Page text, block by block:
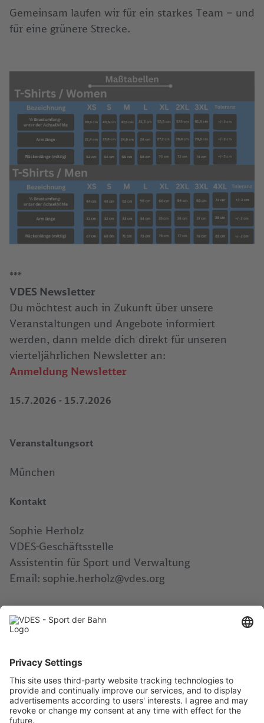
Gemeinsam laufen wir für ein starkes Team – und
für eine grünere Strecke.
***
VDES Newsletter
Du möchtest auch in Zukunft über unsere
Veranstaltungen und Angebote informiert
werden, dann melde dich direkt für unseren
vierteljährlichen Newsletter an:
Anmeldung Newsletter
15.7.2026 - 15.7.2026
Veranstaltungsort
München
Kontakt
Sophie Herholz
VDES-Geschäftsstelle
Assistentin für Sport und Verwaltung
Email: sophie.herholz@vdes.org
Anmeldeschluss: 16.6.26
Aktuelles Impressum